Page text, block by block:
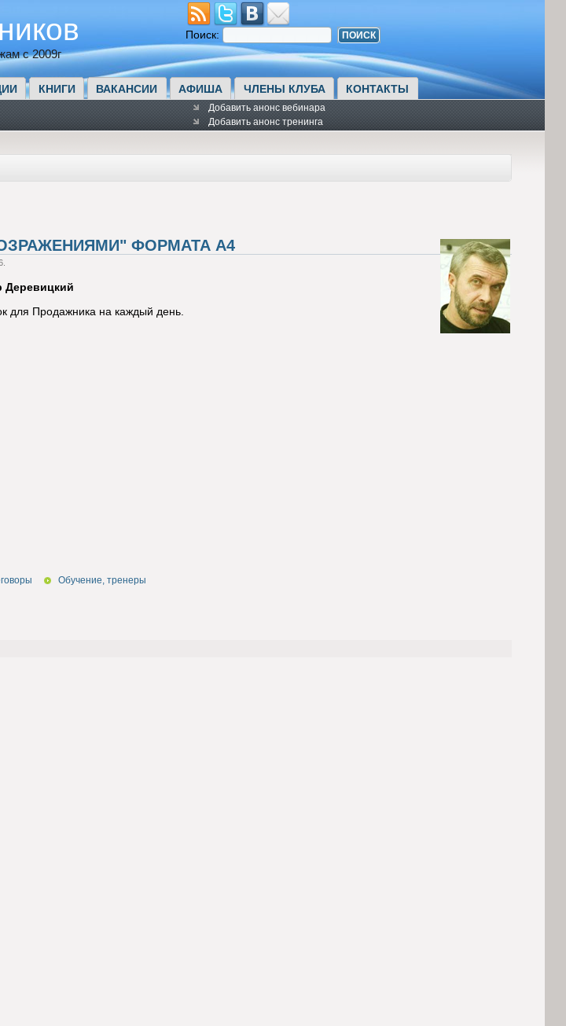
с 2009г
Поиск:
КНИГИ ВАКАНСИИ АФИША ЧЛЕНЫ КЛУБА КОНТАКТЫ
Добавить анонс вебинара
Добавить анонс тренинга
ФОРМАТА А4
Деревицкий
для Продажника на каждый день.
Обучение, тренеры